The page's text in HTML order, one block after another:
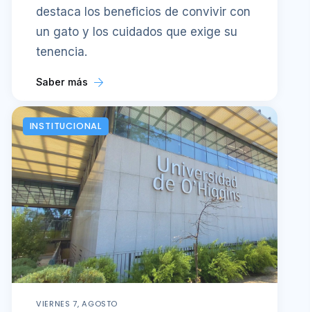
destaca los beneficios de convivir con
un gato y los cuidados que exige su
tenencia.
Saber más
INSTITUCIONAL
VIERNES 7, AGOSTO